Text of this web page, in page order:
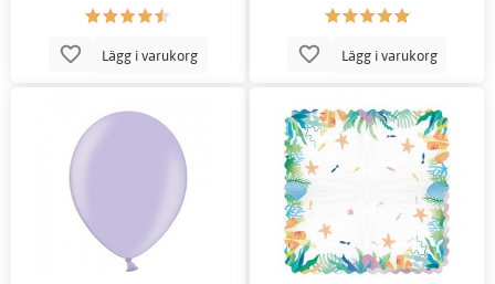
Lägg i varukorg Lägg i varukorg